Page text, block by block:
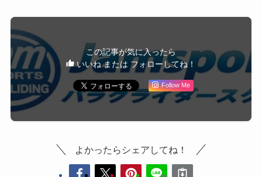
この記事が気に入ったら
いいね または フォローしてね！
Follow Me
よかったらシェアしてね！